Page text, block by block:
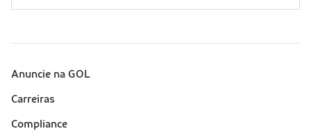
Sobre a Gol (footer)
Anuncie na GOL
Carreiras
Compliance